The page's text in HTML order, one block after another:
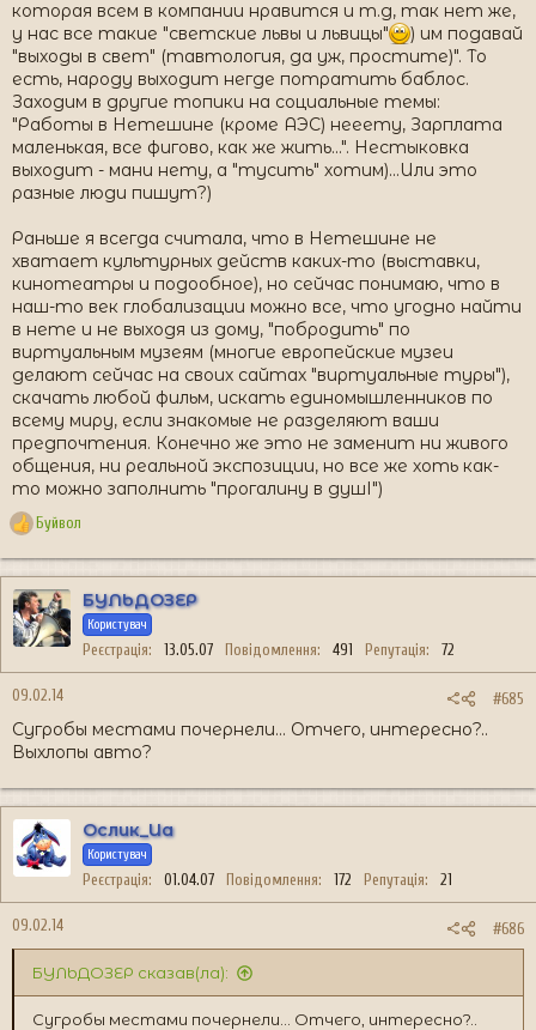
которая всем в компании нравится и т.д, так нет же,
у нас все такие "светские львы и львицы"
) им подавай
"выходы в свет" (тавтология, да уж, простите)". То
есть, народу выходит негде потратить баблос.
Заходим в другие топики на социальные темы:
"Работы в Нетешине (кроме АЭС) нееету, Зарплата
маленькая, все фигово, как же жить...". Нестыковка
выходит - мани нету, а "тусить" хотим)...Или это
разные люди пишут?)
Раньше я всегда считала, что в Нетешине не
хватает культурных действ каких-то (выставки,
кинотеатры и подообное), но сейчас понимаю, что в
наш-то век глобализации можно все, что угодно найти
в нете и не выходя из дому, "побродить" по
виртуальным музеям (многие европейские музеи
делают сейчас на своих сайтах "виртуальные туры"),
скачать любой фильм, искать единомышленников по
всему миру, если знакомые не разделяют ваши
предпочтения. Конечно же это не заменит ни живого
общения, ни реальной экспозиции, но все же хоть как-
то можно заполнить "прогалину в душІ")
Р
а
к
ц
і
Буйвол
БУЛЬДОЗЕР
Користувач
Реєстрація 13.05.07 Повідомлення 491 Репутація 72
09.02.14 #685
Сугробы местами почернели... Отчего, интересно?..
Выхлопы авто?
Ослик_Иа
Користувач
Реєстрація 01.04.07 Повідомлення 172 Репутація 21
09.02.14 #686
БУЛЬДОЗЕР сказав(ла):
Сугробы местами почернели... Отчего, интересно?..